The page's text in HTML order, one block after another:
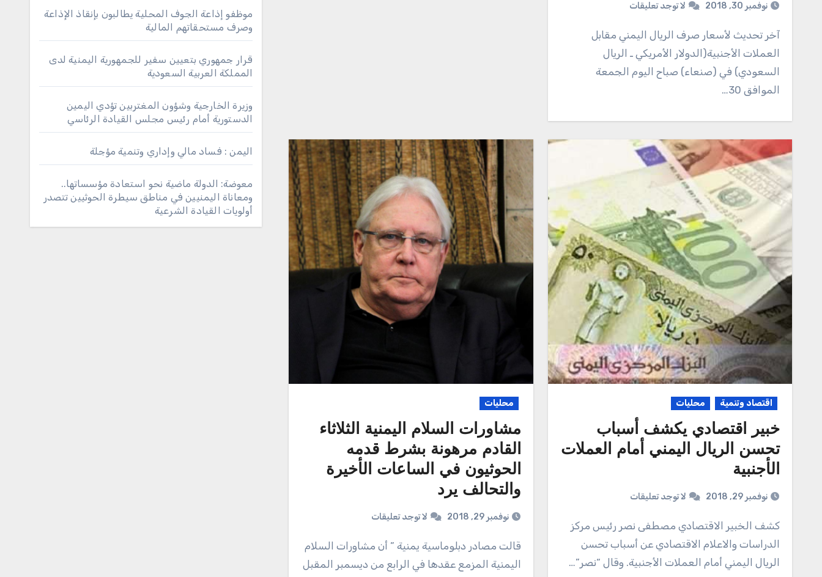
نوفمبر 30, 2018 لا توجد تعليقات
آخر تحديث لأسعار صرف الريال اليمني مقابل
العملات الأجنبية(الدولار الأمريكي ـ الريال
السعودي) في (صنعاء) صباح اليوم الجمعة
الموافق 30…
اقتصاد وتنمية محليات
خبير اقتصادي يكشف أسباب
تحسن الريال اليمني أمام العملات
الأجنبية
نوفمبر 29, 2018 لا توجد تعليقات
كشف الخبير الاقتصادي مصطفى نصر رئيس مركز
الدراسات والاعلام الاقتصادي عن أسباب تحسن
الريال اليمني أمام العملات الأجنبية. وقال “نصر”…
محليات
مشاورات السلام اليمنية الثلاثاء
القادم مرهونة بشرط قدمه
الحوثيون في الساعات الأخيرة
والتحالف يرد
نوفمبر 29, 2018 لا توجد تعليقات
قالت مصادر دبلوماسية يمنية ” أن مشاورات السلام
اليمنية المزمع عقدها في الرابع من ديسمبر المقبل
موظفو إذاعة الجوف المحلية يطالبون بإنقاذ الإذاعة
وصرف مستحقاتهم المالية
قرار جمهوري بتعيين سفير للجمهورية اليمنية لدى
المملكة العربية السعودية
وزيرة الخارجية وشؤون المغتربين تؤدي اليمين
الدستورية أمام رئيس مجلس القيادة الرئاسي
اليمن : فساد مالي وإداري وتنمية مؤجلة
معوضة: الدولة ماضية نحو استعادة مؤسساتها..
ومعاناة اليمنيين في مناطق سيطرة الحوثيين تتصدر
أولويات القيادة الشرعية